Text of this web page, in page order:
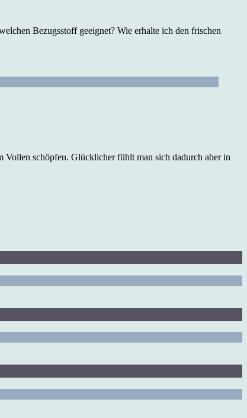
Bezugsstoff geeignet? Wie erhalte ich den frischen
Vollen schöpfen. Glücklicher fühlt man sich dadurch aber in